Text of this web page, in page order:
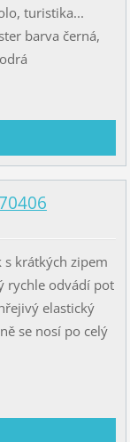
turistika...
barva černá,
s krátkých zipem
rychle odvádí pot
elastický
se nosí po celý